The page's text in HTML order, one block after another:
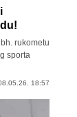
rukometu
sporta
18:57